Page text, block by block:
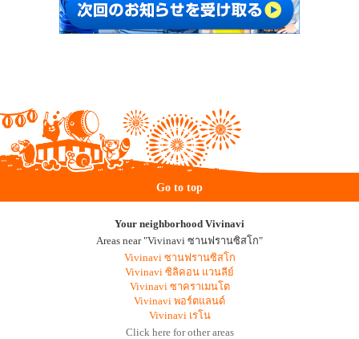
Go to top
Your neighborhood Vivinavi
Areas near "Vivinavi ซานฟรานซิสโก"
Vivinavi ซานฟรานซิสโก
Vivinavi ซิลิคอน แวนลีย์
Vivinavi ซาคราเมนโต
Vivinavi พอร์ตแลนด์
Vivinavi เรโน
Click here for other areas